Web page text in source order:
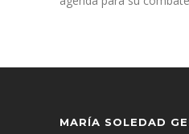
MARÍA SOLEDAD